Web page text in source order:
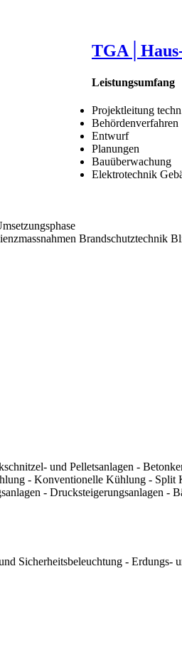
Leistungsumfang
Projektleitung
Behördenverfahren
Entwurf
Planungen
Bauüberwachung
Elektrotechnik
Brandschutztechnik
und Pelletsanlagen -
- Konventionelle Kühlung -
- Drucksteigerungsanlagen -
Sicherheitsbeleuchtung - Erdungs-